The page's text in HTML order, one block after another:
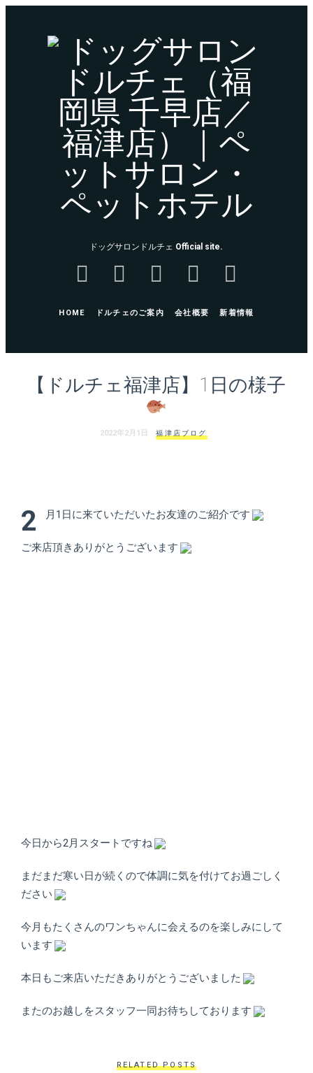
ド
ッ
グ
サ
ロ
ン
ル
ェ
（福
岡
店
／
ン・
ペ
ッ
ト
ホ
テ
ドッグサロンドルチェ Official site.
HOME ドルチェのご案内 会社概要 新着情報
【ドルチェ福津店】1日の様子
2022年2月1日 福津店ブログ
2 月1日に来ていただいたお友達のご紹介です
ご来店頂きありがとうございます
今日から2月スタートですね
まだまだ寒い日が続くので体調に気を付けてお過ごしく
ださい
今月もたくさんのワンちゃんに会えるのを楽しみにして
います
本日もご来店いただきありがとうございました
またのお越しをスタッフ一同お待ちしております
RELATED POSTS